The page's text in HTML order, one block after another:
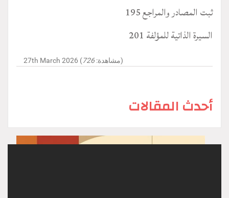
ثبت المصادر والمراجع 195
السيرة الذاتية للمؤلفة 201
27th March 2026 (مشاهدة: 726 )
أحدث المقالات